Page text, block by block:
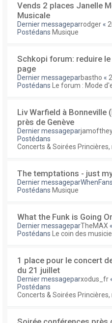
Vends 2 places Janelle
Musicale
Dernier messageparrodger «
Postédans Musique
Schkopi forum: reduire
page
Dernier messageparbastho «
Postédans
Le forum : Mode
Liv Warfield à Bonneville
près de Genève
Dernier messagepar
Postédans
Concerts & Soirées Princières,
The temptations - just
Dernier messagepar
Postédans Musique
What the Funk is Going
Dernier messageparTheMAX «
Postédans
Le coin des
1 place pour le concert
du 21 juillet
Dernier messageparxodus_fr
Postédans
Concerts & Soirées Princières,